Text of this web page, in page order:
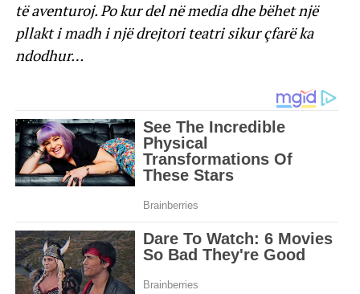
të aventuroj. Po kur del në media dhe bëhet një
pllakt i madh i një drejtori teatri sikur çfarë ka
ndodhur…